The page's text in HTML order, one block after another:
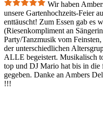
Wir haben
unsere Gartenhochzeits-Feier
enttäuscht! Zum Essen gab es
(Riesenkompliment an
Party/Tanzmusik vom
der unterschiedlichen
ALLE begeistert. Musikalisch
top und DJ Mario hat bis in die
gegeben. Danke an Ambers
!!!